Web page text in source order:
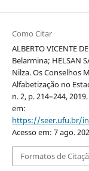
Como Citar
ALBERTO VICENTE
Belarmina; HELSAN
Nilza. Os Conselhos
Alfabetização no
n. 2, p. 214–244,
em:
https://seer.ufu.br/
Acesso em: 7 ago.
Formatos de